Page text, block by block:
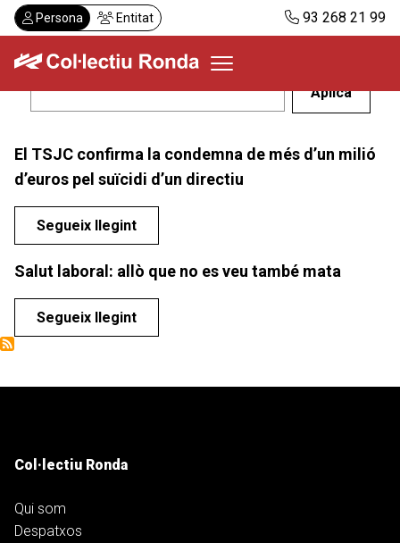
Vés
al
contingut
Persona Entitat 93 268 21 99
Serveis
Actualitat
Despatxos
Demanar visita
Abonaments
ES
El TSJC confirma la condemna de més d’un milió
d’euros pel suïcidi d’un directiu
Segueix llegint
Salut laboral: allò que no es veu també mata
Segueix llegint
Col·lectiu Ronda
Qui som
Despatxos